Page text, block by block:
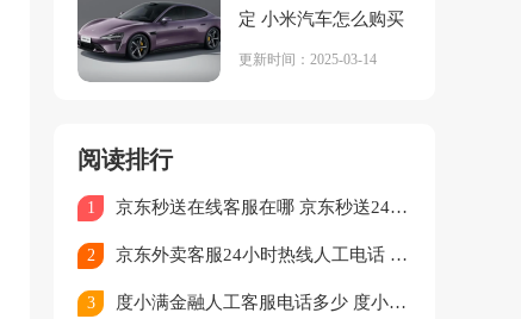
定 小米汽车怎么购买
更新时间：2025-03-14
阅读排行
1 京东秒送在线客服在哪 京东秒送24小时人工客服电话多少
2 京东外卖客服24小时热线人工电话 京东外卖客服电话95172怎么转人工
3 度小满金融人工客服电话多少 度小满金融客服电话怎么转人工